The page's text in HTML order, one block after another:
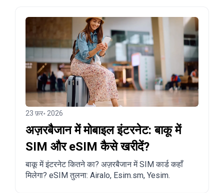
23 फ़र॰ 2026
अज़रबैजान में मोबाइल इंटरनेट: बाकू में
SIM और eSIM कैसे खरीदें?
बाकू में इंटरनेट कितने का? अज़रबैजान में SIM कार्ड कहाँ
मिलेगा? eSIM तुलना: Airalo, Esim.sm, Yesim.